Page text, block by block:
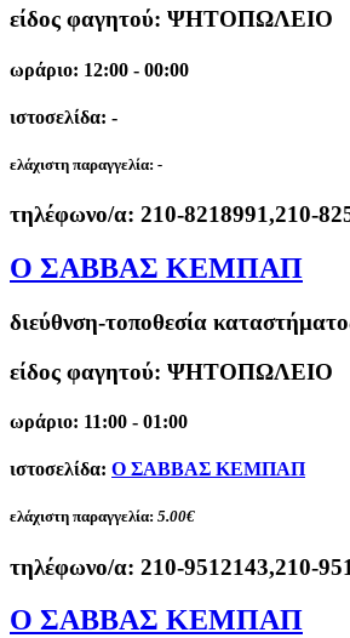
είδος φαγητού: ΨΗΤΟΠΩΛΕΙΟ
ωράριο: 12:00 - 00:00
ιστοσελίδα: -
ελάχιστη παραγγελία: -
τηλέφωνο/α: 210-8218991,210-
Ο ΣΑΒΒΑΣ ΚΕΜΠΑΠ
διεύθνση-τοποθεσία
είδος φαγητού: ΨΗΤΟΠΩΛΕΙΟ
ωράριο: 11:00 - 01:00
ιστοσελίδα: Ο ΣΑΒΒΑΣ ΚΕΜΠΑΠ
ελάχιστη παραγγελία: 5.00€
τηλέφωνο/α: 210-9512143,210-
Ο ΣΑΒΒΑΣ ΚΕΜΠΑΠ